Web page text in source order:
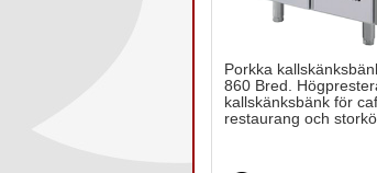
Porkka
860 Bred.
kallskänksbänk för
restaurang och